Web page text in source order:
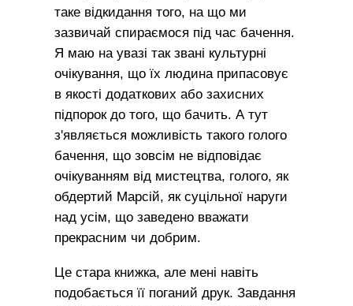
таке відкидання того, на що ми
зазвичай спираємося під час бачення.
Я маю на увазі так звані культурні
очікування, що їх людина припасовує
в якості додаткових або захисних
підпорок до того, що бачить. А тут
з'являється можливість такого голого
бачення, що зовсім не відповідає
очікуванням від мистецтва, голого, як
обдертий Марсій, як суцільної наруги
над усім, що заведено вважати
прекрасним чи добрим.
Це стара книжка, але мені навіть
подобається її поганий друк. Завдання